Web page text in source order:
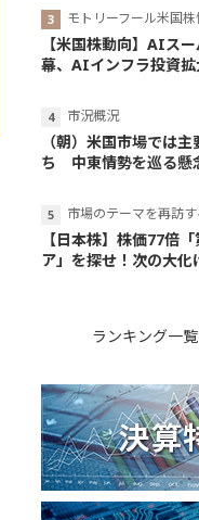
モトリーフール米国株
【米国株動向】AIス
幕、AIインフラ投資拡
市況概況
（朝）米国市場では
ち 中東情勢を巡る懸
市場のテーマを再訪する。アナリ
【日本株】株価77倍
ア」を探せ！次の大化
ランキング一